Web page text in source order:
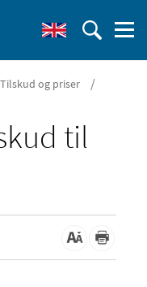
og priser /
til